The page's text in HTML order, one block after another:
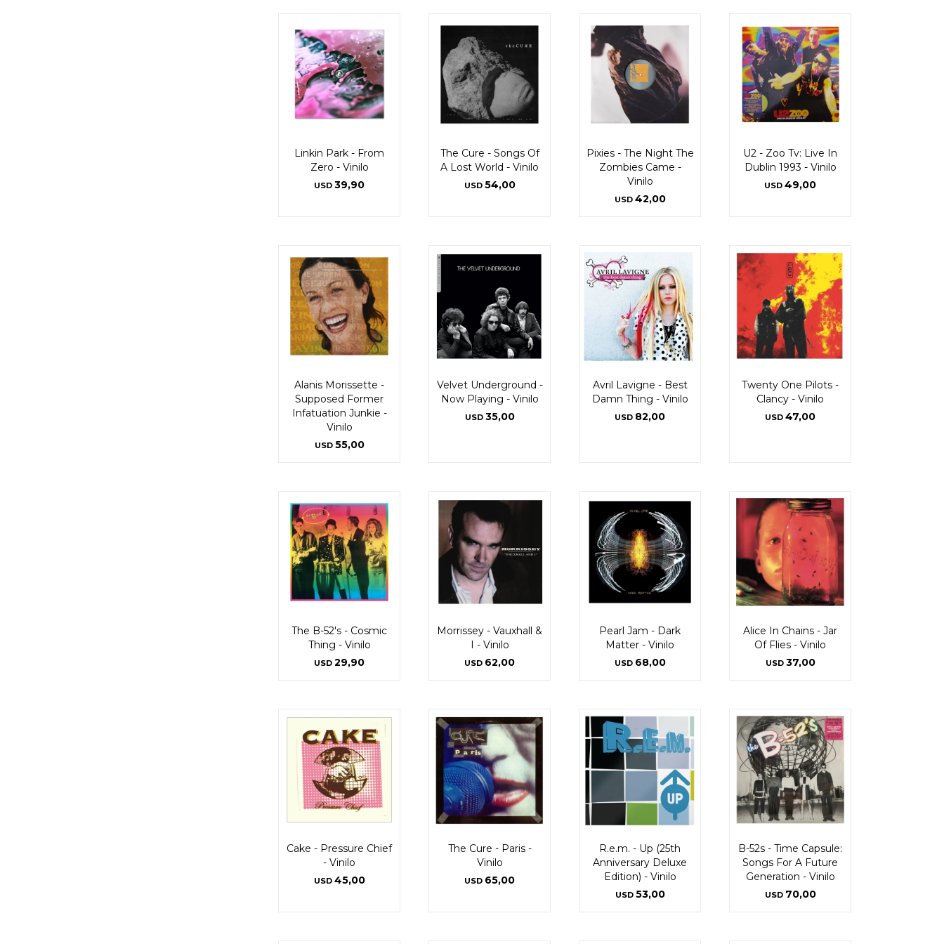
Linkin Park - From
Zero - Vinilo
USD 39,90
The Cure - Songs Of
A Lost World - Vinilo
USD 54,00
Pixies - The Night The
Zombies Came -
Vinilo
USD 42,00
U2 - Zoo Tv: Live In
Dublin 1993 - Vinilo
USD 49,00
Alanis Morissette -
Supposed Former
Infatuation Junkie -
Vinilo
USD 55,00
Velvet Underground -
Now Playing - Vinilo
USD 35,00
Avril Lavigne - Best
Damn Thing - Vinilo
USD 82,00
Twenty One Pilots -
Clancy - Vinilo
USD 47,00
The B-52's - Cosmic
Thing - Vinilo
USD 29,90
Morrissey - Vauxhall &
I - Vinilo
USD 62,00
Pearl Jam - Dark
Matter - Vinilo
USD 68,00
Alice In Chains - Jar
Of Flies - Vinilo
USD 37,00
Cake - Pressure Chief
- Vinilo
USD 45,00
The Cure - Paris -
Vinilo
USD 65,00
R.e.m. - Up (25th
Anniversary Deluxe
Edition) - Vinilo
USD 53,00
B-52s - Time Capsule:
Songs For A Future
Generation - Vinilo
USD 70,00